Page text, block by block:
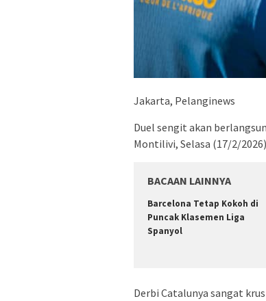
Jakarta, Pelanginews
Duel sengit akan
Montilivi, Selasa (17/2/
BACAAN LAINNYA
Barcelona Tetap Kokoh di
Puncak Klasemen Liga
Spanyol
Derbi Catalunya sangat